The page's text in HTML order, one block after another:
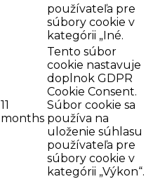
používateľa pre
súbory cookie v
kategórii „Iné.
11
months
Tento súbor
cookie nastavuje
doplnok GDPR
Cookie Consent.
Súbor cookie sa
používa na
uloženie súhlasu
používateľa pre
súbory cookie v
kategórii „Výkon“.